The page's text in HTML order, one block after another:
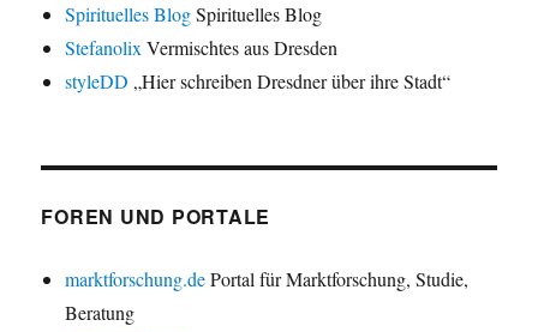
Spirituelles BlogSpirituelles Blog
StefanolixVermischtes aus Dresden
styleDD „Hier schreiben Dresdner über ihre Stadt“
FOREN UND PORTALE
marktforschung.dePortal für Marktforschung, Studie,
Beratung